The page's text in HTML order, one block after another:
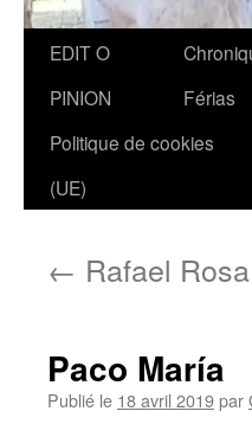
Aller
contenu
EDIT O
PINION
Férias
Politique de cookies
(UE)
← Rafael Rosa
Paco María
Publié le 18 avril 2019par